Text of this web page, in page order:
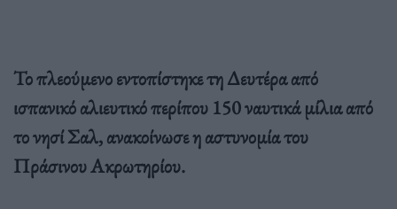
Το πλεούμενο εντοπίστηκε τη Δευτέρα από
ισπανικό αλιευτικό περίπου 150 ναυτικά μίλια από
το νησί Σαλ, ανακοίνωσε η αστυνομία του
Πράσινου Ακρωτηρίου.